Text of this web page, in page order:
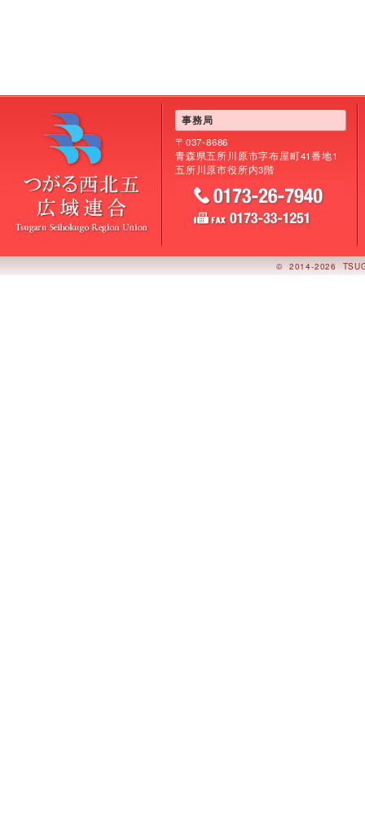
事務局
〒037-8686
青森県五所川原市字布屋町41番地1
五所川原市役所内3階
© 2014-2026